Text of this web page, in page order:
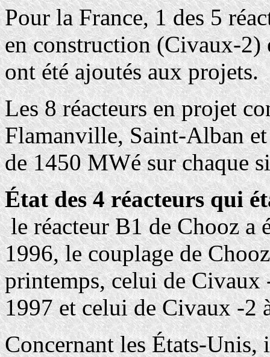
Pour la France, 1 des 5
en construction (Civaux-2)
ont été ajoutés aux projets.
Les 8 réacteurs en projet
Flamanville, Saint-Alban
de 1450 MWé sur chaque
État des 4 réacteurs qui
le réacteur B1 de Chooz a
1996, le couplage de
printemps, celui de Civaux
1997 et celui de Civaux -2
Concernant les États-